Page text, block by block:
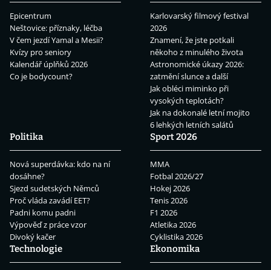
Epicentrum
Neštovice: příznaky, léčba
V čem jezdí Yamal a Mesii?
Kvízy pro seniory
Kalendář úplňků 2026
Co je bodycount?
Karlovarský filmový festival
2026
Znamení, že jste potkali
někoho z minulého života
Astronomické úkazy 2026:
zatmění slunce a další
Jak obléci miminko při
vysokých teplotách?
Jak na dokonalé letní mojito
6 lehkých letních salátů
Politika
Nová superdávka: kdo na ní
dosáhne?
Sjezd sudetských Němců
Proč vláda zavádí EET?
Padni komu padni
Výpověď z práce vzor
Divoký kačer
Sport 2026
MMA
Fotbal 2026/27
Hokej 2026
Tenis 2026
F1 2026
Atletika 2026
Cyklistika 2026
Technologie
Ekonomika